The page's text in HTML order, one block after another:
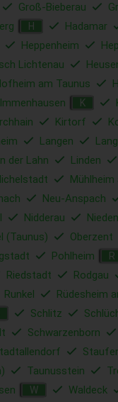
Groß-Bieberau
H Hadamar
Heppenheim
Lichtenau
am Taunus
Immenhausen K
Kirtorf
Langen
der Lahn Linden
Mühlheim
Neu-Anspach
Nidderau
(Taunus) Oberzent
Pohlheim R
Riedstadt Rodgau
Runkel Rüdesheim
Schlitz
Schwarzenborn
Taunusstein
W Waldeck